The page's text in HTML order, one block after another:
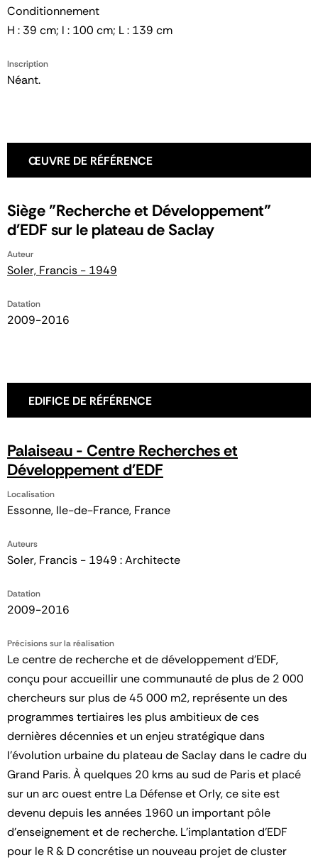
Conditionnement
H : 39 cm; l : 100 cm; L : 139 cm
Inscription
Néant.
ŒUVRE DE RÉFÉRENCE
Siège "Recherche et Développement"
d'EDF sur le plateau de Saclay
Auteur
Soler, Francis - 1949
Datation
2009-2016
EDIFICE DE RÉFÉRENCE
Palaiseau - Centre Recherches et
Développement d'EDF
Localisation
Essonne, Ile-de-France, France
Auteurs
Soler, Francis - 1949 : Architecte
Datation
2009-2016
Précisions sur la réalisation
Le centre de recherche et de développement d’EDF,
conçu pour accueillir une communauté de plus de 2 000
chercheurs sur plus de 45 000 m2, représente un des
programmes tertiaires les plus ambitieux de ces
dernières décennies et un enjeu stratégique dans
l’évolution urbaine du plateau de Saclay dans le cadre du
Grand Paris. À quelques 20 kms au sud de Paris et placé
sur un arc ouest entre La Défense et Orly, ce site est
devenu depuis les années 1960 un important pôle
d’enseignement et de recherche. L’implantation d’EDF
pour le R & D concrétise un nouveau projet de cluster